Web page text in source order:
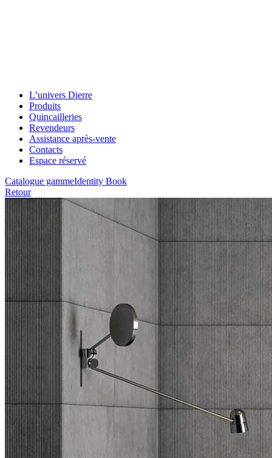
L’univers Dierre
Produits
Quincailleries
Revendeurs
Assistance après-vente
Contacts
Espace réservé
Catalogue gammeIdentity Book
Retour